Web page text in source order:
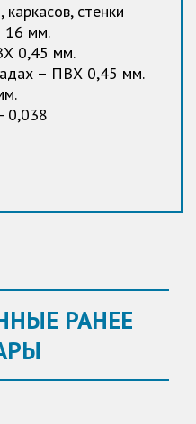
стенки
16 мм.
0,45 мм.
– ПВХ 0,45 мм.
0,038
РАНЕЕ